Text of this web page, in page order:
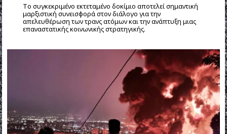
Tο συγκεκριμένο εκτεταμένο δοκίμιο αποτελεί σημαντική
μαρξιστική συνεισφορά στον διάλογο για την
απελευθέρωση των τρανς ατόμων και την ανάπτυξη μιας
επαναστατικής κοινωνικής στρατηγικής.